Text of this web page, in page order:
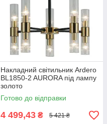
Накладний світильник Ardero
BL1850-2 AURORA під лампу
золото
Готово до відправки
4 499,43 ₴ 5 421 ₴